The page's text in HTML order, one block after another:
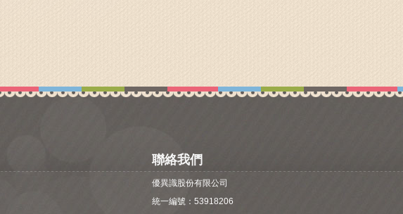
聯絡我們
優異識股份有限公司
統一編號：53918206